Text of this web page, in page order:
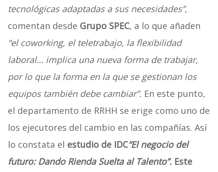
tecnológicas adaptadas a sus necesidades”,
comentan desde Grupo SPEC, a lo que añaden
“el coworking, el teletrabajo, la flexibilidad
laboral… implica una nueva forma de trabajar,
por lo que la forma en la que se gestionan los
equipos también debe cambiar”. En este punto,
el departamento de RRHH se erige como uno de
los ejecutores del cambio en las compañías. Así
lo constata el estudio de IDC“El negocio del
futuro: Dando Rienda Suelta al Talento”.Este